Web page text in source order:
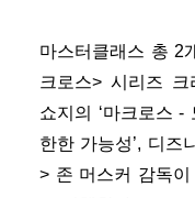
마스터클래스 총 2
크로스> 시리즈 크
쇼지의 ‘마크로스 -
한한 가능성’, 디즈
> 존 머스커 감독이